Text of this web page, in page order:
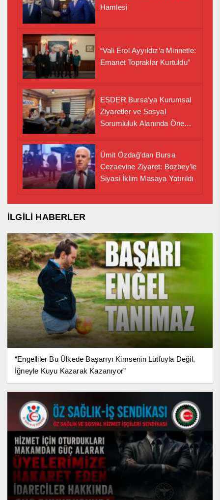
Hamlesi
“Vali Erol Ayyıldız’a Minnetle:
Emanet Topraklar Kurtuldu”
ESDER Bursa’ya Kurumsal
Ziyaretler ve Sosyal
Sorumluluk Alanında Önemli
Ümit Özdağ’dan Bursa
Cezaevine Ziyaret: Bozbey’le
Siyasi İklim Masaya Yatırıldı
İLGİLİ HABERLER
“Engelliler Bu Ülkede Başarıyı Kimsenin Lütfuyla Değil,
İğneyle Kuyu Kazarak Kazanıyor”